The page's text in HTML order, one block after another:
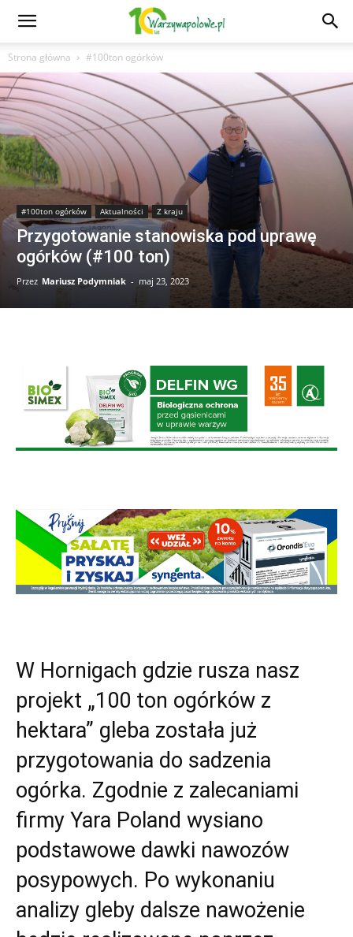
Strona główna #100ton ogórków
#100ton ogórków Aktualności Z kraju
Przygotowanie stanowiska pod uprawę
ogórków (#100 ton)
Przez Mariusz Podymniak - maj 23, 2023
W Hornigach gdzie rusza nasz
projekt „100 ton ogórków z
hektara” gleba została już
przygotowania do sadzenia
ogórka. Zgodnie z zalecaniami
firmy Yara Poland wysiano
podstawowe dawki nawozów
posypowych. Po wykonaniu
analizy gleby dalsze nawożenie